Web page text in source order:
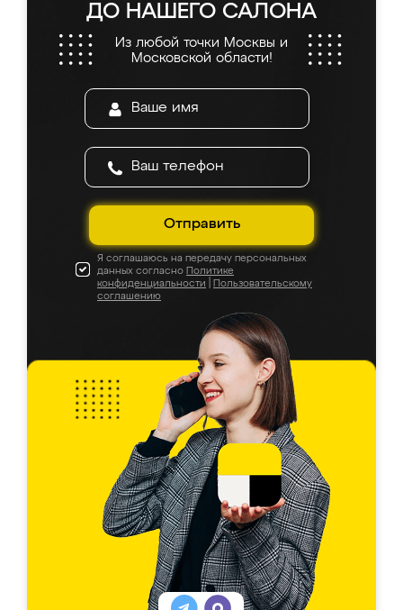
ДО НАШЕГО САЛОНА
Из любой точки Москвы и
Московской области!
Отправить
Я соглашаюсь на передачу персональных
данных согласно Политике
конфиденциальности
Пользовательскому
соглашению